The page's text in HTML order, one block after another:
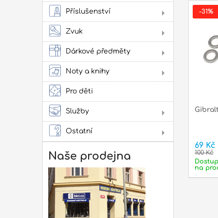
kytary
Příslušenství
Zvuk
Dárkové předměty
Noty a knihy
Pro děti
Služby
Ostatní
Naše prodejna
69 Kč
100 Kč
na
-31%